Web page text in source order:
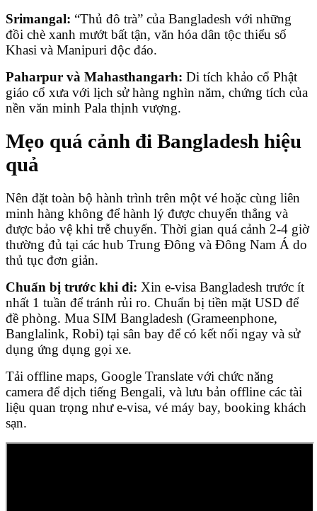
Srimangal: “Thủ đô trà” của Bangladesh với những
đồi chè xanh mướt bất tận, văn hóa dân tộc thiểu số
Khasi và Manipuri độc đáo.
Paharpur và Mahasthangarh: Di tích khảo cổ Phật
giáo cổ xưa với lịch sử hàng nghìn năm, chứng tích của
nền văn minh Pala thịnh vượng.
Mẹo quá cảnh đi Bangladesh hiệu
quả
Nên đặt toàn bộ hành trình trên một vé hoặc cùng liên
minh hàng không để hành lý được chuyển thẳng và
được bảo vệ khi trễ chuyến. Thời gian quá cảnh 2-4 giờ
thường đủ tại các hub Trung Đông và Đông Nam Á do
thủ tục đơn giản.
Chuẩn bị trước khi đi: Xin e-visa Bangladesh trước ít
nhất 1 tuần để tránh rủi ro. Chuẩn bị tiền mặt USD để
đề phòng. Mua SIM Bangladesh (Grameenphone,
Banglalink, Robi) tại sân bay để có kết nối ngay và sử
dụng ứng dụng gọi xe.
Tải offline maps, Google Translate với chức năng
camera để dịch tiếng Bengali, và lưu bản offline các tài
liệu quan trọng như e-visa, vé máy bay, booking khách
sạn.